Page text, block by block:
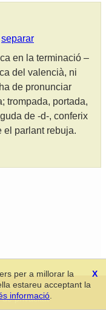
separar
en la terminació –
del valencià, ni
de pronunciar
trompada, portada,
de -d-, conferix
el parlant rebuja.
-Real Acadèmia de
de privacitat
X
per a millorar la
estareu acceptant la
informació